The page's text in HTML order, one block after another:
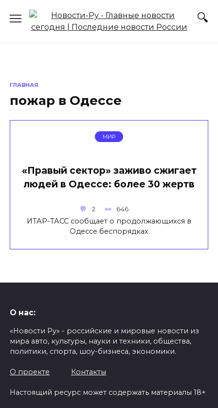
содержанию
ГЛАВНАЯ
пожар в Одессе
МИР
«Правый сектор» заживо сжигает
людей в Одессе: более 30 жертв
2 646
ИТАР-ТАСС сообщает о продолжающихся в
Одессе беспорядках
О нас:
«Новости Ру» - российские и мировые новости из
мира авто, культуры, науки и техники, общества,
политики, спорта, шоу-бизнеса, экономики.
О проекте Контакты
Настоящий ресурс может содержать материалы 18+